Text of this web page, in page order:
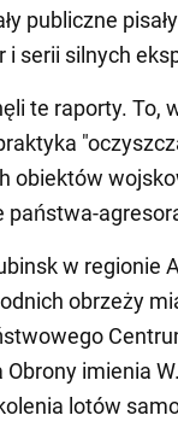
publiczne
serii silnych
te raporty. To,
obiektów
państwa-
w regionie
obrzeży
imienia
lotów